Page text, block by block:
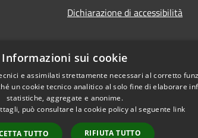
Dichiarazione di accessibilità
Informazioni sui cookie
e assimilati strettamente necessari al corretto
un cookie tecnico analitico al solo fine di elaborare
statistiche, aggregate e anonime.
può consultare la cookie policy al seguente link
TUTTO RIFIUTA TUTTO